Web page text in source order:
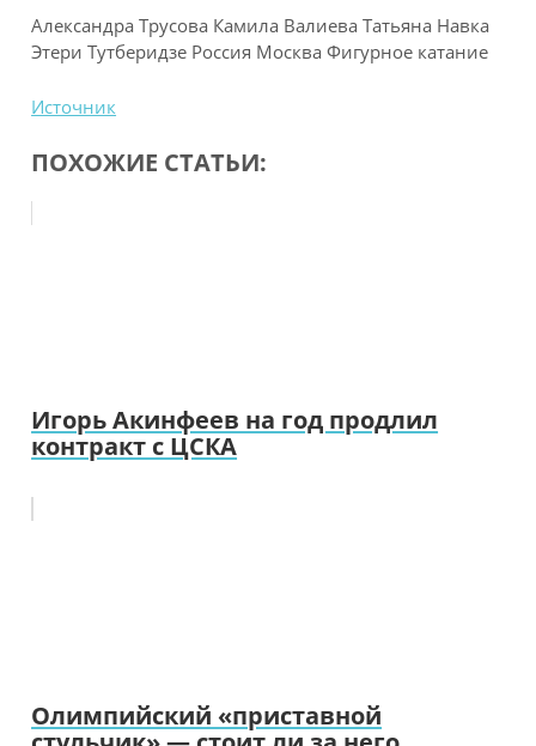
Александра Трусова Камила Валиева Татьяна Навка
Этери Тутберидзе Россия Москва Фигурное катание
Источник
ПОХОЖИЕ СТАТЬИ:
Игорь Акинфеев на год продлил
контракт с ЦСКА
Олимпийский «приставной